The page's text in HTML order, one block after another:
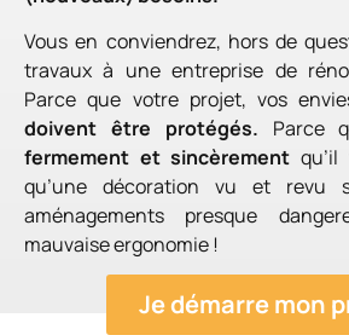
Vous en conviendrez, hors de
travaux à une entreprise de
Parce que votre projet, vos
doivent être protégés. Parce
fermement et sincèrement
qu’une décoration vu et revu
aménagements presque
mauvaise ergonomie !
Je démarre mon